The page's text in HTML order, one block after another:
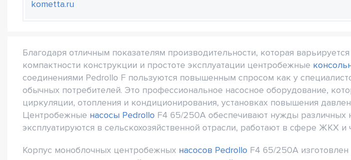
kometta.ru
Благодаря отличным показателям производительности, которая
компактности конструкции и простоте эксплуатации центробежные
соединениями Pedrollo F пользуются повышенным спросом как у
обычных потребителей. Это профессиональное насосное оборудование,
циркуляции, отопления и кондиционирования, установках повышения
Центробежные насосы Pedrollo F4 65/250A обеспечивают нужды
эксплуатируются в сельскохозяйственной отрасли, работают в сфере ЖКХ и
Корпус моноблочных центробежных насосов Pedrollo F4 65/250A